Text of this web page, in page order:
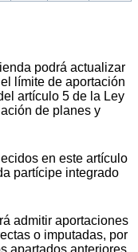
podrá actualizar
límite de aportación
artículo 5 de la Ley
de planes y
en este artículo
partícipe integrado
admitir aportaciones
o imputadas, por
apartados anteriores